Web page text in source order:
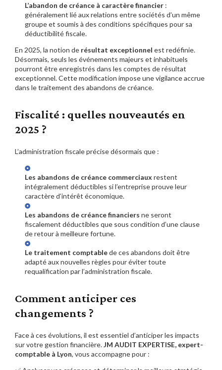
L’abandon de créance à caractère financier :
généralement lié aux relations entre sociétés d’un même
groupe et soumis à des conditions spécifiques pour sa
déductibilité fiscale.
En 2025, la notion de résultat exceptionnel est redéfinie.
Désormais, seuls les événements majeurs et inhabituels
pourront être enregistrés dans les comptes de résultat
exceptionnel. Cette modification impose une vigilance accrue
dans le traitement des abandons de créance.
Fiscalité : quelles nouveautés en
2025 ?
L’administration fiscale précise désormais que :
Les abandons de créance commerciaux restent
intégralement déductibles si l’entreprise prouve leur
caractère d’intérêt économique.
Les abandons de créance financiers ne seront
fiscalement déductibles que sous condition d’une clause
de retour à meilleure fortune.
Le traitement comptablede ces abandons doit être
adapté aux nouvelles règles pour éviter toute
requalification par l’administration fiscale.
Comment anticiper ces
changements ?
Face à ces évolutions, il est essentiel d’anticiper les impacts
sur votre gestion financière.JM AUDIT EXPERTISE, expert-
comptable à Lyon, vous accompagne pour :